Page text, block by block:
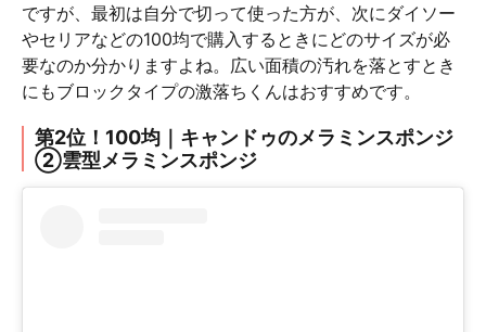
ですが、最初は自分で切って使った方が、次にダイソー
やセリアなどの100均で購入するときにどのサイズが必
要なのか分かりますよね。広い面積の汚れを落とすとき
にもブロックタイプの激落ちくんはおすすめです。
第2位！100均｜キャンドゥのメラミンスポンジ
②雲型メラミンスポンジ